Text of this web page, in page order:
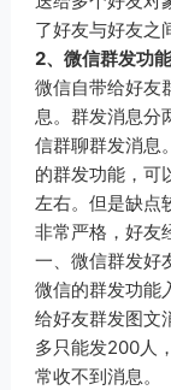
了好友与好友之
2、微信群发功
微信自带给好友
息。群发消息分
信群聊群发消息
的群发功能，可
左右。但是缺点
非常严格，好友
一、微信群发好
微信的群发功能
给好友群发图文
多只能发200人
常收不到消息。